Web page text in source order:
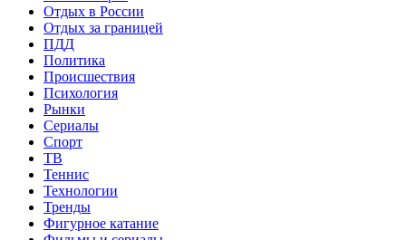
Отдых в России
Отдых за границей
ПДД
Политика
Происшествия
Психология
Рынки
Сериалы
Спорт
ТВ
Теннис
Технологии
Тренды
Фигурное катание